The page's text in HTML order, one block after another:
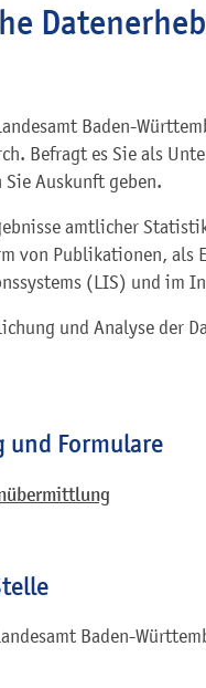
Baden-
Befragt es Sie als
Auskunft geben.
amtlicher
von Publikationen, als
(LIS) und im
und Analyse der
und Formulare
Baden-